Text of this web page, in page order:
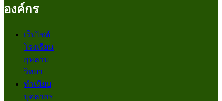
องค์กร
เว็บไซต์
โรงเรียน
กุหลาบ
วิทยา
ทำเนียบ
บุคลากร